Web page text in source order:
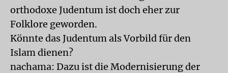
orthodoxe Judentum ist doch eher zur
Folklore geworden.
Könnte das Judentum als Vorbild für den
Islam dienen?
nachama: Dazu ist die Modernisierung der